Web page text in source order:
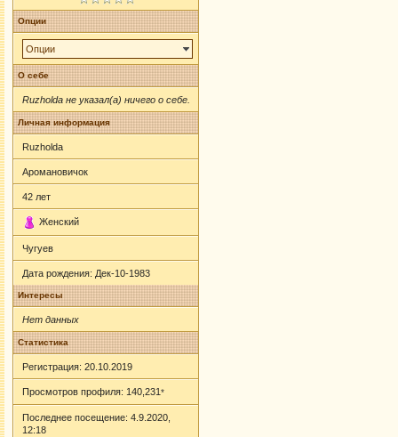
Опции
Опции
О себе
Ruzholda не указал(а) ничего о себе.
Личная информация
Ruzholda
Аромановичок
42 лет
Женский
Чугуев
Дата рождения: Дек-10-1983
Интересы
Нет данных
Статистика
Регистрация: 20.10.2019
Просмотров профиля: 140,231*
Последнее посещение: 4.9.2020,
12:18